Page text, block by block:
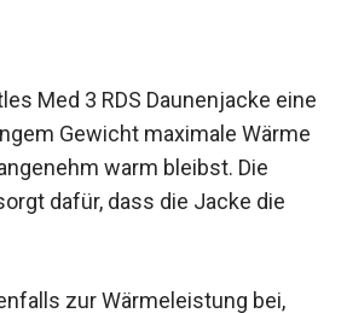
Med 3 RDS Daunenjacke eine
Gewicht maximale Wärme
warm bleibst. Die
dafür, dass die Jacke die
zur Wärmeleistung bei,